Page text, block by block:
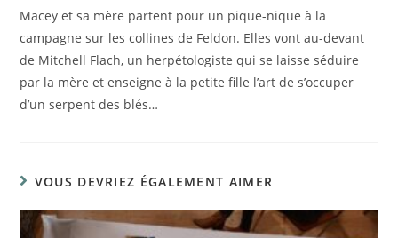
Macey et sa mère partent pour un pique-nique à la
campagne sur les collines de Feldon. Elles vont au-devant
de Mitchell Flach, un herpétologiste qui se laisse séduire
par la mère et enseigne à la petite fille l’art de s’occuper
d’un serpent des blés…
VOUS DEVRIEZ ÉGALEMENT AIMER